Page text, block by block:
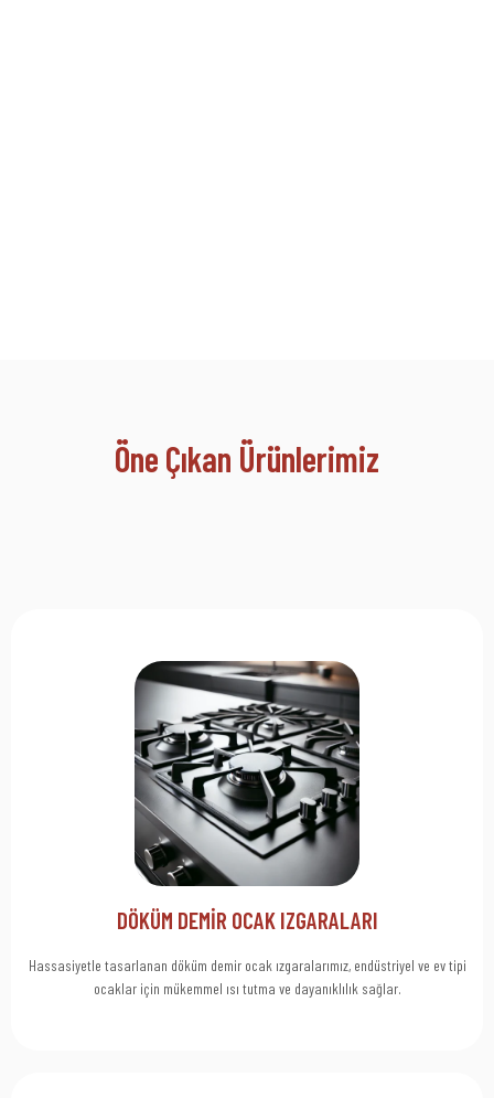
Öne Çıkan Ürünlerimiz
DÖKÜM DEMİR OCAK IZGARALARI
Hassasiyetle tasarlanan döküm demir ocak ızgaralarımız, endüstriyel ve ev tipi
ocaklar için mükemmel ısı tutma ve dayanıklılık sağlar.
Döküm Demirin Gücünü Keşfedin! Daha Fazla Bilgi Almak ve Teklif
İstemek İçin Tıklayın.
Click Here